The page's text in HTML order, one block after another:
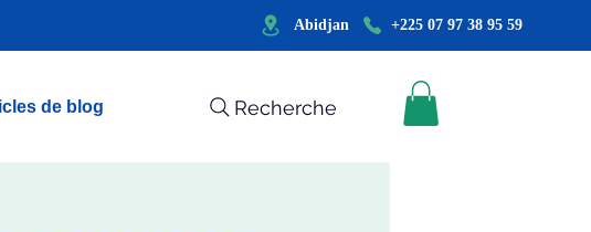
Abidjan +225 07 97 38 95 59
de blog Recherche